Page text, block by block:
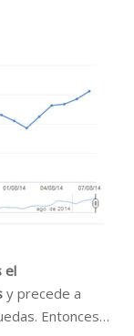
el
y precede a
Entonces…